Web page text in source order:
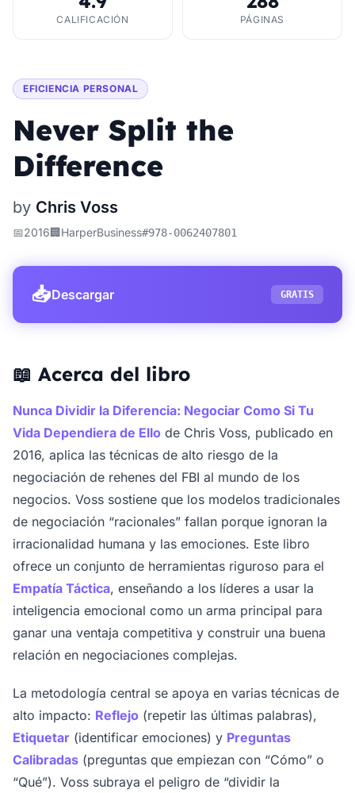
CALIFICACIÓN PÁGINAS
EFICIENCIA PERSONAL
Never Split the
Difference
by Chris Voss
📅2016🏢HarperBusiness#978-0062407801
📥Descargar GRATIS
📖 Acerca del libro
Nunca Dividir la Diferencia: Negociar Como Si Tu
Vida Dependiera de Ello de Chris Voss, publicado en
2016, aplica las técnicas de alto riesgo de la
negociación de rehenes del FBI al mundo de los
negocios. Voss sostiene que los modelos tradicionales
de negociación “racionales” fallan porque ignoran la
irracionalidad humana y las emociones. Este libro
ofrece un conjunto de herramientas riguroso para el
Empatía Táctica, enseñando a los líderes a usar la
inteligencia emocional como un arma principal para
ganar una ventaja competitiva y construir una buena
relación en negociaciones complejas.
La metodología central se apoya en varias técnicas de
alto impacto: Reflejo (repetir las últimas palabras),
Etiquetar (identificar emociones) y Preguntas
Calibradas (preguntas que empiezan con “Cómo” o
“Qué”). Voss subraya el peligro de “dividir la